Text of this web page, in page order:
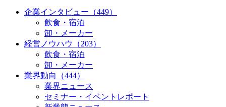
企業インタビュー（449）
飲食・宿泊
卸・メーカー
経営ノウハウ（203）
飲食・宿泊
卸・メーカー
業界動向（444）
業界ニュース
セミナー・イベントレポート